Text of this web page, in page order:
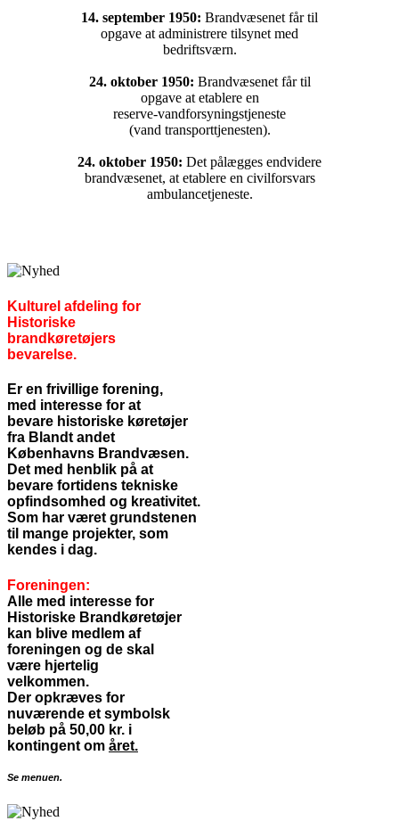
14. september 1950: Brandvæsenet får til
opgave at administrere tilsynet med
bedriftsværn.
24. oktober 1950: Brandvæsenet får til
opgave at etablere en
reserve-vandforsyningstjeneste
(vand transporttjenesten).
24. oktober 1950: Det pålægges endvidere
brandvæsenet, at etablere en civilforsvars
ambulancetjeneste.
Kulturel afdeling for
Historiske
brandkøretøjers
bevarelse.
Er en frivillige forening,
med interesse for at
bevare historiske køretøjer
fra Blandt andet
Københavns Brandvæsen.
Det med henblik på at
bevare fortidens tekniske
opfindsomhed og kreativitet.
Som har været grundstenen
til mange projekter, som
kendes i dag.
Foreningen:
Alle med interesse for
Historiske Brandkøretøjer
kan blive medlem af
foreningen og de skal
være hjertelig
velkommen.
Der opkræves for
nuværende et symbolsk
beløb på 50,00 kr. i
kontingent om året.
Se menuen.